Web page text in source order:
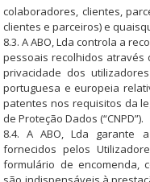
colaboradores, clientes,
clientes e parceiros) e
8.3. A ABO, Lda controla a
pessoais recolhidos através
privacidade dos
portuguesa e europeia
patentes nos requisitos da
de Proteção Dados (“CNPD”).
8.4. A ABO, Lda garante
fornecidos pelos
formulário de encomenda,